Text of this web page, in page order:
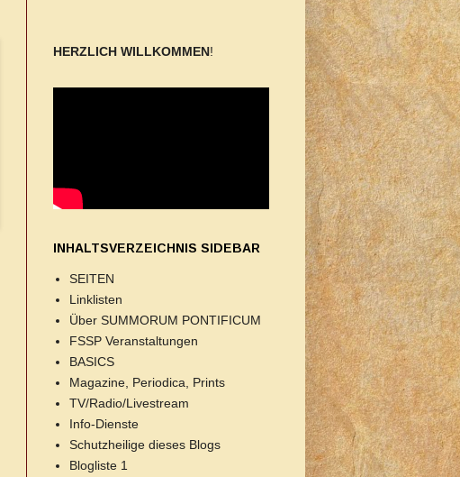
HERZLICH WILLKOMMEN!
INHALTSVERZEICHNIS SIDEBAR
SEITEN
Linklisten
Über SUMMORUM PONTIFICUM
FSSP Veranstaltungen
BASICS
Magazine, Periodica, Prints
TV/Radio/Livestream
Info-Dienste
Schutzheilige dieses Blogs
Blogliste 1